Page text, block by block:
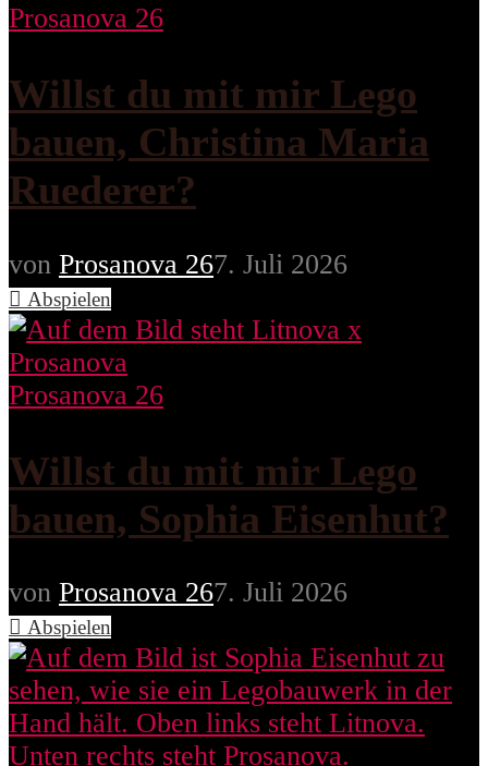
Prosanova 26
Willst du mit mir Lego
bauen, Christina Maria
Ruederer?
von Prosanova 267. Juli 2026
Abspielen
Prosanova 26
Willst du mit mir Lego
bauen, Sophia Eisenhut?
von Prosanova 267. Juli 2026
Abspielen